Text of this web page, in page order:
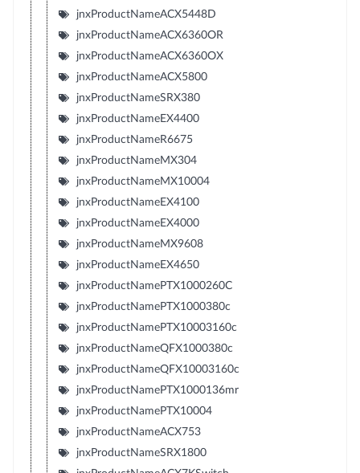
jnxProductNameACX5448D
jnxProductNameACX6360OR
jnxProductNameACX6360OX
jnxProductNameACX5800
jnxProductNameSRX380
jnxProductNameEX4400
jnxProductNameR6675
jnxProductNameMX304
jnxProductNameMX10004
jnxProductNameEX4100
jnxProductNameEX4000
jnxProductNameMX9608
jnxProductNameEX4650
jnxProductNamePTX1000260C
jnxProductNamePTX1000380c
jnxProductNamePTX10003160c
jnxProductNameQFX1000380c
jnxProductNameQFX10003160c
jnxProductNamePTX1000136mr
jnxProductNamePTX10004
jnxProductNameACX753
jnxProductNameSRX1800